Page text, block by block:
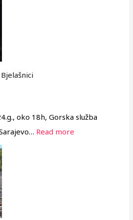
oko 18h, Gorska služba
Read more